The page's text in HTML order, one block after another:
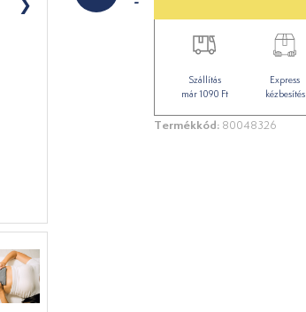
Szállítás
már 1090 Ft
Express
kézbesítés
Termékkód: 80048326